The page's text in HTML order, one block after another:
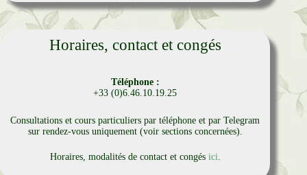
Horaires, contact et congés
Téléphone :
+33 (0)6.46.10.19.25
Consultations et cours particuliers par téléphone et par Telegram
sur rendez-vous uniquement (voir sections concernées).
Horaires, modalités de contact et congés ici